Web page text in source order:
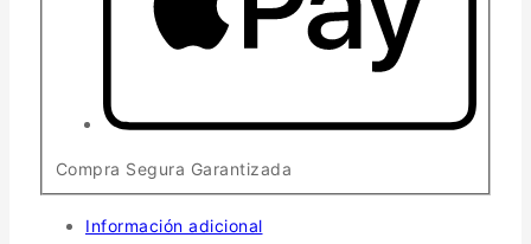
Compra Segura Garantizada
Información adicional